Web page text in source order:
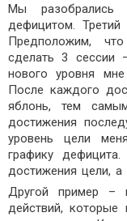
Мы разобрались
дефицитом.
Предположим,
сделать 3 сессии
нового уровня
После каждого
яблонь, тем
достижения
уровень цели
графику
достижения цели,
Другой пример –
действий,